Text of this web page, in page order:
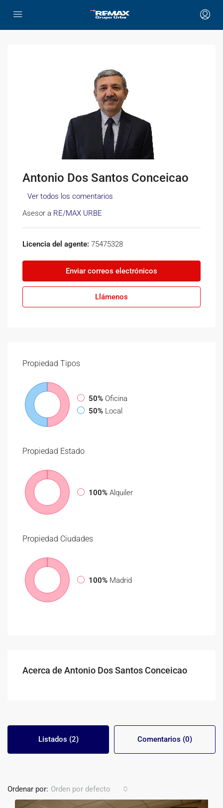
Antonio Dos Santos Conceicao
Ver todos los comentarios
Asesor a RE/MAX URBE
Licencia del agente: 75475328
Enviar correos electrónicos
Llámenos
Propiedad Tipos
50% Oficina
50% Local
Propiedad Estado
100% Alquiler
Propiedad Ciudades
100% Madrid
Acerca de Antonio Dos Santos Conceicao
Listados (2) Comentarios (0)
Ordenar por: Orden por defecto